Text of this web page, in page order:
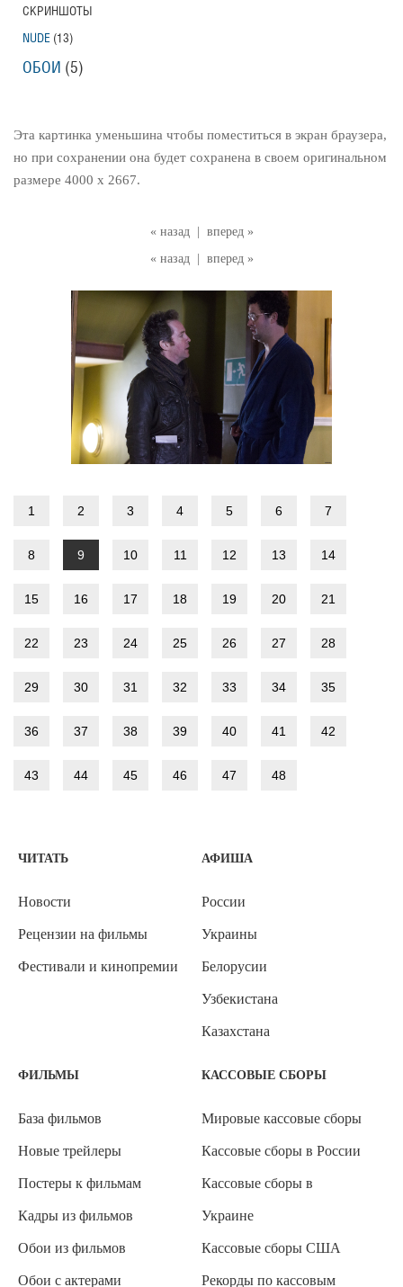
« назад
вперед »
« назад
вперед »
Эта картинка уменьшина чтобы поместиться в экран браузера,
но при сохранении она будет сохранена в своем оригинальном
размере 4000 x 2667.
1 2 3 4 5 6 7
8 9 10 11 12 13 14
15 16 17 18 19 20 21
22 23 24 25 26 27 28
29 30 31 32 33 34 35
36 37 38 39 40 41 42
43 44 45 46 47 48
СКРИНШОТЫ
NUDE (13)
ОБОИ (5)
ЧИТАТЬ
Новости
Рецензии на фильмы
Фестивали и кинопремии
АФИША
России
Украины
Белорусии
Узбекистана
Казахстана
ФИЛЬМЫ
База фильмов
Новые трейлеры
Постеры к фильмам
Кадры из фильмов
Обои из фильмов
Обои с актерами
КАССОВЫЕ СБОРЫ
Мировые кассовые сборы
Кассовые сборы в России
Кассовые сборы в
Украине
Кассовые сборы США
Рекорды по кассовым